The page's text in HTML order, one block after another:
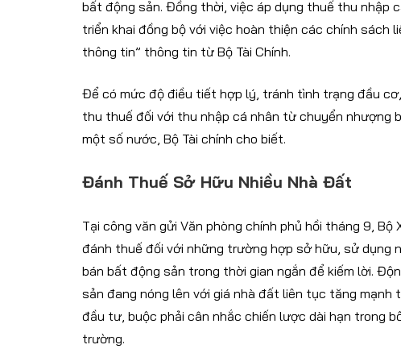
bất động sản. Đồng thời, việc áp dụng thuế thu nhập
triển khai đồng bộ với việc hoàn thiện các chính sách
thông tin” thông tin từ Bộ Tài Chính.
Để có mức độ điều tiết hợp lý, tránh tình trạng đầu
thu thuế đối với thu nhập cá nhân từ chuyển nhượng
một số nước, Bộ Tài chính cho biết.
Đánh Thuế Sở Hữu Nhiều Nhà Đất
Tại công văn gửi Văn phòng chính phủ hồi tháng 9,
đánh thuế đối với những trường hợp sở hữu, sử dụng
bán bất động sản trong thời gian ngắn để kiếm lời.
sản đang nóng lên với giá nhà đất liên tục tăng
đầu tư, buộc phải cân nhắc chiến lược dài hạn trong
trường.